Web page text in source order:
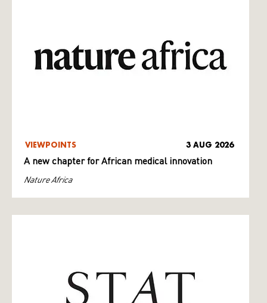
VIEWPOINTS 3 AUG 2026
A new chapter for African medical innovation
Nature Africa